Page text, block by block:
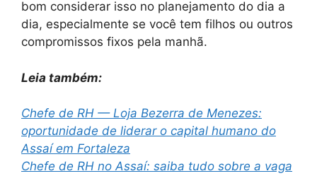
bom considerar isso no planejamento do dia a
dia, especialmente se você tem filhos ou outros
compromissos fixos pela manhã.
Leia também:
Chefe de RH — Loja Bezerra de Menezes:
oportunidade de liderar o capital humano do
Assaí em Fortaleza
Chefe de RH no Assaí: saiba tudo sobre a vaga